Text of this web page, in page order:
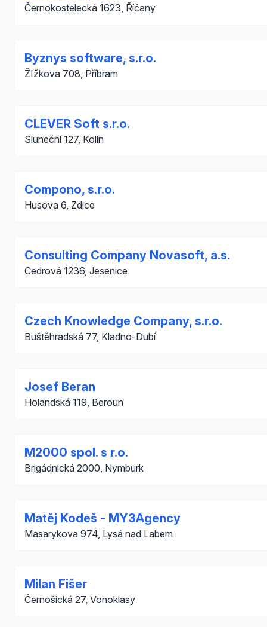
Černokostelecká 1623, Říčany
Byznys software, s.r.o.
ŽIžkova 708, Příbram
CLEVER Soft s.r.o.
Sluneční 127, Kolín
Compono, s.r.o.
Husova 6, Zdice
Consulting Company Novasoft, a.s.
Cedrová 1236, Jesenice
Czech Knowledge Company, s.r.o.
Buštěhradská 77, Kladno-Dubí
Josef Beran
Holandská 119, Beroun
M2000 spol. s r.o.
Brigádnická 2000, Nymburk
Matěj Kodeš - MY3Agency
Masarykova 974, Lysá nad Labem
Milan Fišer
Černošická 27, Vonoklasy